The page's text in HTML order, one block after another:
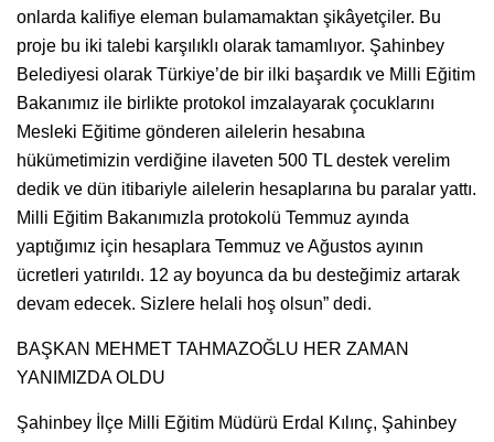
onlarda kalifiye eleman bulamamaktan şikâyetçiler. Bu
proje bu iki talebi karşılıklı olarak tamamlıyor. Şahinbey
Belediyesi olarak Türkiye’de bir ilki başardık ve Milli Eğitim
Bakanımız ile birlikte protokol imzalayarak çocuklarını
Mesleki Eğitime gönderen ailelerin hesabına
hükümetimizin verdiğine ilaveten 500 TL destek verelim
dedik ve dün itibariyle ailelerin hesaplarına bu paralar yattı.
Milli Eğitim Bakanımızla protokolü Temmuz ayında
yaptığımız için hesaplara Temmuz ve Ağustos ayının
ücretleri yatırıldı. 12 ay boyunca da bu desteğimiz artarak
devam edecek. Sizlere helali hoş olsun” dedi.
BAŞKAN MEHMET TAHMAZOĞLU HER ZAMAN
YANIMIZDA OLDU
Şahinbey İlçe Milli Eğitim Müdürü Erdal Kılınç, Şahinbey